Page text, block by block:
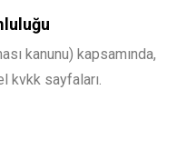
kanunu) kapsamında,
kvkk sayfaları.